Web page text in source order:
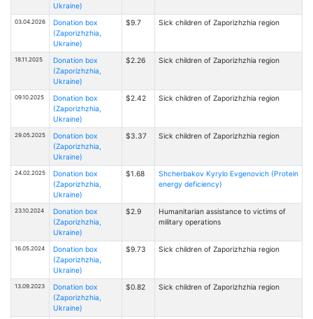
Ukraine)
03.04.2026
Donation box
(Zaporizhzhia,
Ukraine)
$9.7 Sick children of Zaporizhzhia region
18.11.2025
Donation box
(Zaporizhzhia,
Ukraine)
$2.26 Sick children of Zaporizhzhia region
09.10.2025
Donation box
(Zaporizhzhia,
Ukraine)
$2.42 Sick children of Zaporizhzhia region
29.05.2025
Donation box
(Zaporizhzhia,
Ukraine)
$3.37 Sick children of Zaporizhzhia region
24.02.2025
Donation box
(Zaporizhzhia,
Ukraine)
$1.68
Shcherbakov Kyrylo Evgenovich (Protein
energy deficiency)
23.10.2024
Donation box
(Zaporizhzhia,
Ukraine)
$2.9
Humanitarian assistance to victims of
military operations
16.05.2024
Donation box
(Zaporizhzhia,
Ukraine)
$9.73 Sick children of Zaporizhzhia region
13.09.2023
Donation box
(Zaporizhzhia,
Ukraine)
$0.82 Sick children of Zaporizhzhia region